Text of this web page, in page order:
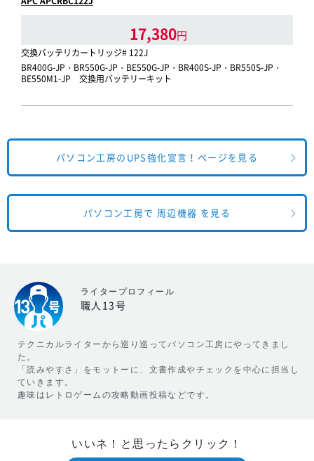
17,380円
交換バッテリカートリッジ# 122J
BR400G-JP・BR550G-JP・BE550G-JP・BR400S-JP・BR550S-JP・
BE550M1-JP 交換用バッテリーキット
パソコン工房のUPS強化宣言！ページを見る
パソコン工房で 周辺機器 を見る
ライタープロフィール
職人13号
テクニカルライターから巡り巡ってパソコン工房にやってきまし
た。
「読みやすさ」をモットーに、文書作成やチェックを中心に担当し
ていきます。
趣味はレトロゲームの攻略動画投稿などです。
いいネ！と思ったらクリック！